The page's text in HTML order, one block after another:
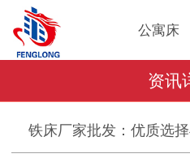
公寓床
资讯
铁床厂家批发：优质选